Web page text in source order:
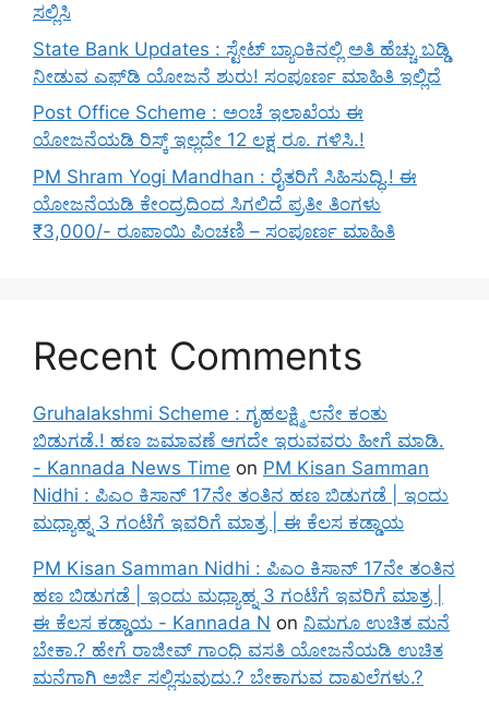
ಸಲ್ಲಿಸಿ
State Bank Updates : ಸ್ಟೇಟ್ ಬ್ಯಾಂಕಿನಲ್ಲಿ ಅತಿ ಹೆಚ್ಚು ಬಡ್ಡಿ
ನೀಡುವ ಎಫ್‌ಡಿ ಯೋಜನೆ ಶುರು! ಸಂಪೂರ್ಣ ಮಾಹಿತಿ ಇಲ್ಲಿದೆ
Post Office Scheme : ಅಂಚೆ ಇಲಾಖೆಯ ಈ
ಯೋಜನೆಯಡಿ ರಿಸ್ಕ್‌ ಇಲ್ಲದೇ 12 ಲಕ್ಷ ರೂ. ಗಳಿಸಿ.!
PM Shram Yogi Mandhan : ರೈತರಿಗೆ ಸಿಹಿಸುದ್ಧಿ.! ಈ
ಯೋಜನೆಯಡಿ ಕೇಂದ್ರದಿಂದ ಸಿಗಲಿದೆ ಪ್ರತೀ ತಿಂಗಳು
₹3,000/- ರೂಪಾಯಿ ಪಿಂಚಣಿ – ಸಂಪೂರ್ಣ ಮಾಹಿತಿ
Recent Comments
Gruhalakshmi Scheme : ಗೃಹಲಕ್ಷ್ಮಿ ೮ನೇ ಕಂತು
ಬಿಡುಗಡೆ.! ಹಣ ಜಮಾವಣೆ ಆಗದೇ ಇರುವವರು ಹೀಗೆ ಮಾಡಿ.
- Kannada News Time on PM Kisan Samman
Nidhi : ಪಿಎಂ ಕಿಸಾನ್ 17ನೇ ತಂತಿನ ಹಣ ಬಿಡುಗಡೆ | ಇಂದು
ಮಧ್ಯಾಹ್ನ 3 ಗಂಟೆಗೆ ಇವರಿಗೆ ಮಾತ್ರ | ಈ ಕೆಲಸ ಕಡ್ಡಾಯ
PM Kisan Samman Nidhi : ಪಿಎಂ ಕಿಸಾನ್ 17ನೇ ತಂತಿನ
ಹಣ ಬಿಡುಗಡೆ | ಇಂದು ಮಧ್ಯಾಹ್ನ 3 ಗಂಟೆಗೆ ಇವರಿಗೆ ಮಾತ್ರ |
ಈ ಕೆಲಸ ಕಡ್ಡಾಯ - Kannada N on ನಿಮಗೂ ಉಚಿತ ಮನೆ
ಬೇಕಾ.? ಹೇಗೆ ರಾಜೀವ್ ಗಾಂಧಿ ವಸತಿ ಯೋಜನೆಯಡಿ ಉಚಿತ
ಮನೆಗಾಗಿ ಅರ್ಜಿ ಸಲ್ಲಿಸುವುದು.? ಬೇಕಾಗುವ ದಾಖಲೆಗಳು.?